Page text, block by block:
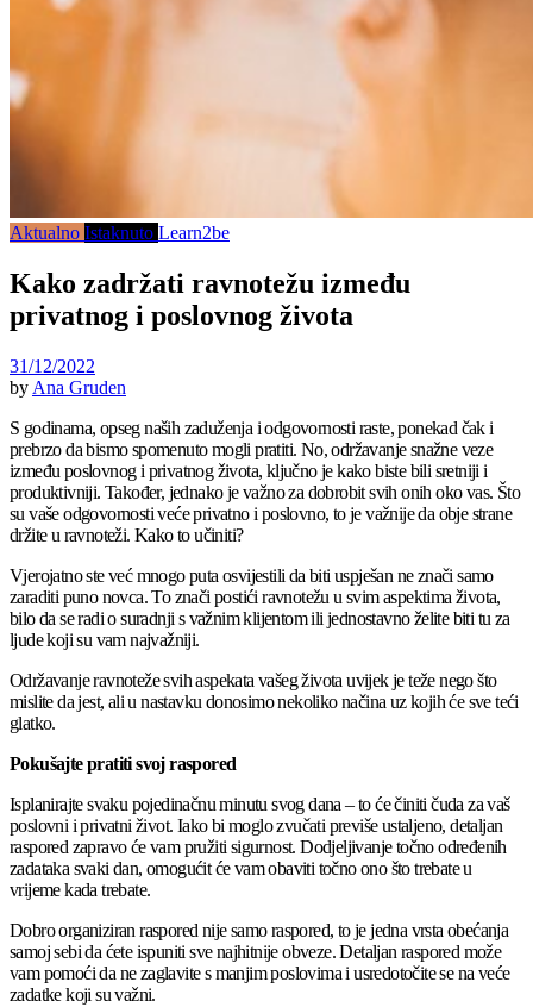
Aktualno Istaknuto Learn2be
Kako zadržati ravnotežu između
privatnog i poslovnog života
31/12/2022
by Ana Gruden
S godinama, opseg naših zaduženja i odgovornosti raste, ponekad čak i
prebrzo da bismo spomenuto mogli pratiti. No, održavanje snažne veze
između poslovnog i privatnog života, ključno je kako biste bili sretniji i
produktivniji. Također, jednako je važno za dobrobit svih onih oko vas. Što
su vaše odgovornosti veće privatno i poslovno, to je važnije da obje strane
držite u ravnoteži. Kako to učiniti?
Vjerojatno ste već mnogo puta osvijestili da biti uspješan ne znači samo
zaraditi puno novca. To znači postići ravnotežu u svim aspektima života,
bilo da se radi o suradnji s važnim klijentom ili jednostavno želite biti tu za
ljude koji su vam najvažniji.
Održavanje ravnoteže svih aspekata vašeg života uvijek je teže nego što
mislite da jest, ali u nastavku donosimo nekoliko načina uz kojih će sve teći
glatko.
Pokušajte pratiti svoj raspored
Isplanirajte svaku pojedinačnu minutu svog dana – to će činiti čuda za vaš
poslovni i privatni život. Iako bi moglo zvučati previše ustaljeno, detaljan
raspored zapravo će vam pružiti sigurnost. Dodjeljivanje točno određenih
zadataka svaki dan, omogućit će vam obaviti točno ono što trebate u
vrijeme kada trebate.
Dobro organiziran raspored nije samo raspored, to je jedna vrsta obećanja
samoj sebi da ćete ispuniti sve najhitnije obveze. Detaljan raspored može
vam pomoći da ne zaglavite s manjim poslovima i usredotočite se na veće
zadatke koji su važni.